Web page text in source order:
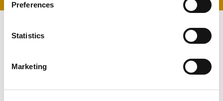
e
Preferences
Statistics
Marketing
FIOS TENSORES?
após o médico examinar o paciente. É
preciso perceber o tipo de pele, o grau de
flacidez, a idade do paciente, entre outros
O QUE TRATA CONCRETAMENTE O
PROCEDIMENTO COM FIOS TENSORES?